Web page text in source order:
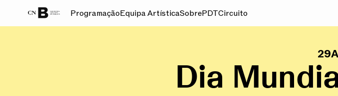
ProgramaçãoEquipa ArtísticaSobrePDTCircuito
29
Dia
GALERIA